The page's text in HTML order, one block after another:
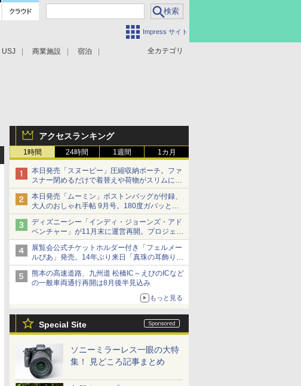
Impress サイト
全カテゴリ
USJ 商業施設 宿泊
アクセスランキング
1時間 24時間 1週間 1カ月
本日発売「スヌーピー」圧縮収納ポーチ。ファ
スナー閉めるだけで着替えや荷物がスリムにま
とまる
本日発売「ムーミン」ボストンバッグが付録、
大人のおしゃれ手帖 9月号。180度ガバッと開
いて大容量
ディズニーシー「インディ・ジョーンズ・アド
ベンチャー」が11月末に運営再開。プロジェク
ションマッピングを追加、DPAは1500円
展覧会公式チケットホルダー付き「フェルメー
ルぴあ」発売。14年ぶり来日「真珠の耳飾りの
少女」ほか37作品のガイド
熊本の高速道路、九州道 松橋IC～えびのICなど
の一般車両通行再開は8月後半見込み
もっと見る
Special Site
ソニーミラーレス一眼の大特
集！ 見どころ記事まとめ